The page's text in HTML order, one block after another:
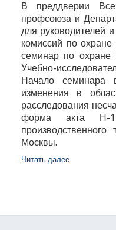
В преддверии
профсоюза и
для руководителей
комиссий по охране
семинар по охране
Учебно-
Начало семинара
изменения в
расследования
форма акта Н-1
Москвы.
Читать далее